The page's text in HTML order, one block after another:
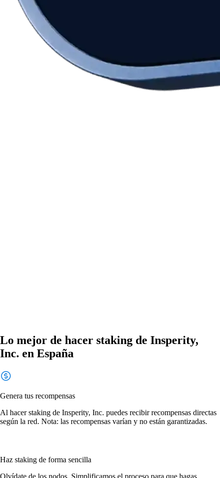
Lo mejor de hacer staking de Insperity,
Inc. en España
Genera tus recompensas
Al hacer staking de Insperity, Inc. puedes recibir recompensas directas
según la red. Nota: las recompensas varían y no están garantizadas.
Haz staking de forma sencilla
Olvídate de los nodos. Simplificamos el proceso para que hagas